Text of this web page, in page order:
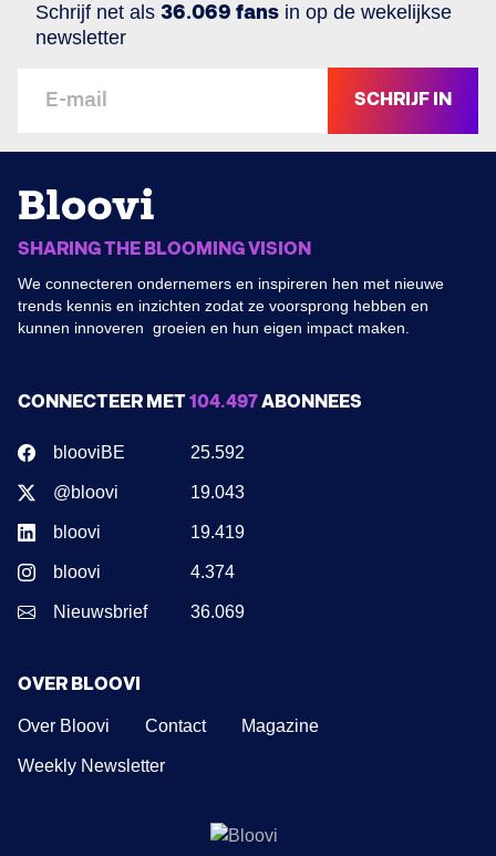
Schrijf net als 36.069 fans in op de wekelijkse
newsletter
SCHRIJF IN
SHARING THE BLOOMING VISION
We connecteren ondernemers en inspireren hen met nieuwe
trends kennis en inzichten zodat ze voorsprong hebben en
kunnen innoveren groeien en hun eigen impact maken.
CONNECTEER MET104.497ABONNEES
blooviBE 25.592
@bloovi 19.043
bloovi 19.419
bloovi 4.374
Nieuwsbrief 36.069
OVER BLOOVI
Over Bloovi Contact Magazine
Weekly Newsletter